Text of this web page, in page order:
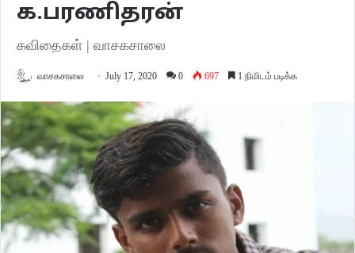
க.பரணிதரன்
கவிதைகள் | வாசகசாலை
வாசகசாலை July 17, 2020 0 697 1 நிமிடம் படிக்க